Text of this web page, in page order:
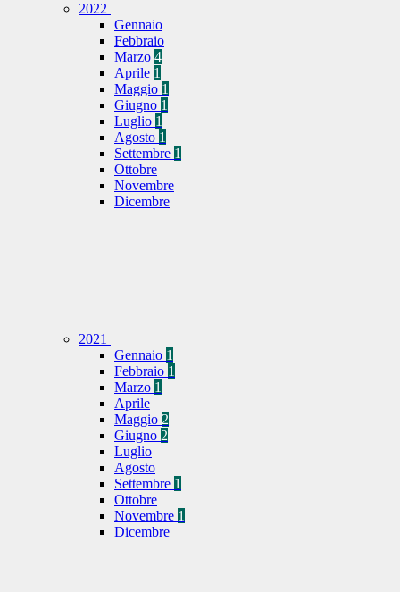
2022
Gennaio
Febbraio
Marzo 4
Aprile 1
Maggio 1
Giugno 1
Luglio 1
Agosto 1
Settembre 1
Ottobre
Novembre
Dicembre
2021
Gennaio 1
Febbraio 1
Marzo 1
Aprile
Maggio 2
Giugno 2
Luglio
Agosto
Settembre 1
Ottobre
Novembre 1
Dicembre